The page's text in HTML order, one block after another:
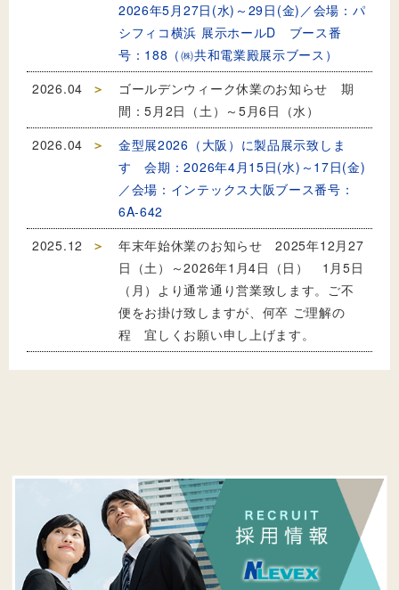
2026年5月27日(水)～29日(金)／会場：パ
シフィコ横浜 展示ホールD ブース番
号：188（㈱共和電業殿展示ブース）
2026.04
ゴールデンウィーク休業のお知らせ 期
間：5月2日（土）～5月6日（水）
2026.04
金型展2026（大阪）に製品展示致しま
す 会期：2026年4月15日(水)～17日(金)
／会場：インテックス大阪ブース番号：
6A-642
2025.12
年末年始休業のお知らせ 2025年12月27
日（土）～2026年1月4日（日） 1月5日
（月）より通常通り営業致します。ご不
便をお掛け致しますが、何卒 ご理解の
程 宜しくお願い申し上げます。